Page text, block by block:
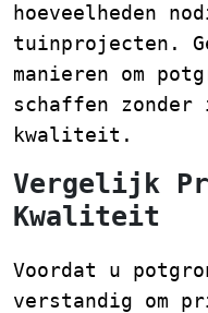
hoeveelheden
tuinprojecten.
manieren om
schaffen
kwaliteit.
Vergelijk
Kwaliteit
Voordat u
verstandig om